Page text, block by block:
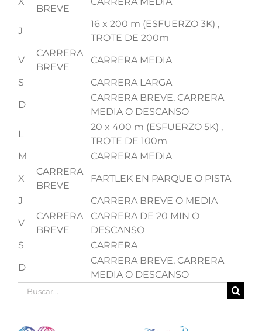
BREVE
J
16 x 200 m (ESFUERZO 3K) ,
TROTE DE 200m
V
CARRERA
BREVE
CARRERA MEDIA
S
CARRERA LARGA
D
CARRERA BREVE, CARRERA
MEDIA O DESCANSO
L
20 x 400 m (ESFUERZO 5K) ,
TROTE DE 100m
M
CARRERA MEDIA
X
CARRERA
BREVE
FARTLEK EN PARQUE O PISTA
J
CARRERA BREVE O MEDIA
V
CARRERA
BREVE
CARRERA DE 20 MIN O
DESCANSO
S
CARRERA
D
CARRERA BREVE, CARRERA
MEDIA O DESCANSO
Buscar: